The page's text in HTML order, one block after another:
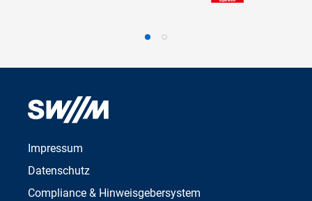
Impressum
Datenschutz
Compliance & Hinweisgebersystem